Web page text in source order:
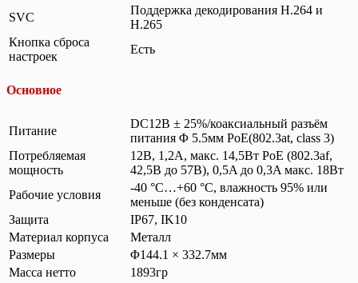
SVC
Поддержка декодирования H.264 и
H.265
Кнопка сброса
настроек
Есть
Основное
Питание
DC12В ± 25%/коаксиальный разъём
питания Φ 5.5мм PoE(802.3at, class 3)
Потребляемая
мощность
12В, 1,2А, макс. 14,5Вт PoE (802.3af,
42,5В до 57В), 0,5A до 0,3A макс. 18Вт
Рабочие условия
-40 °C…+60 °C, влажность 95% или
меньше (без конденсата)
Защита
IP67, IK10
Материал корпуса
Металл
Размеры
Φ144.1 × 332.7мм
Масса нетто
1893гр